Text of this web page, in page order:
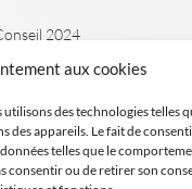
aux cookies
des technologies telles
appareils. Le fait de
telles que le
consentir ou de retirer son
2024